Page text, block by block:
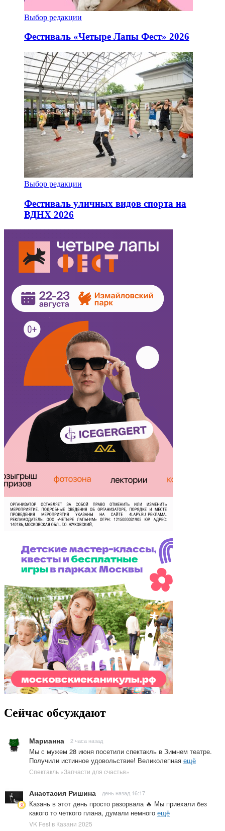
Выбор редакции
Фестиваль «Четыре Лапы Фест» 2026
Выбор редакции
Фестиваль уличных видов спорта на
ВДНХ 2026
Сейчас обсуждают
Марианна 2 часа назад
Мы с мужем 28 июня посетили спектакль в Зимнем театре.
Получили истинное удовольствие! Великолепная ещё
Спектакль «Запчасти для счастья»
Анастасия Ришина день назад 16:17
Казань в этот день просто разорвала 🔥 Мы приехали без
какого то четкого плана, думали немного ещё
VK Fest в Казани 2025